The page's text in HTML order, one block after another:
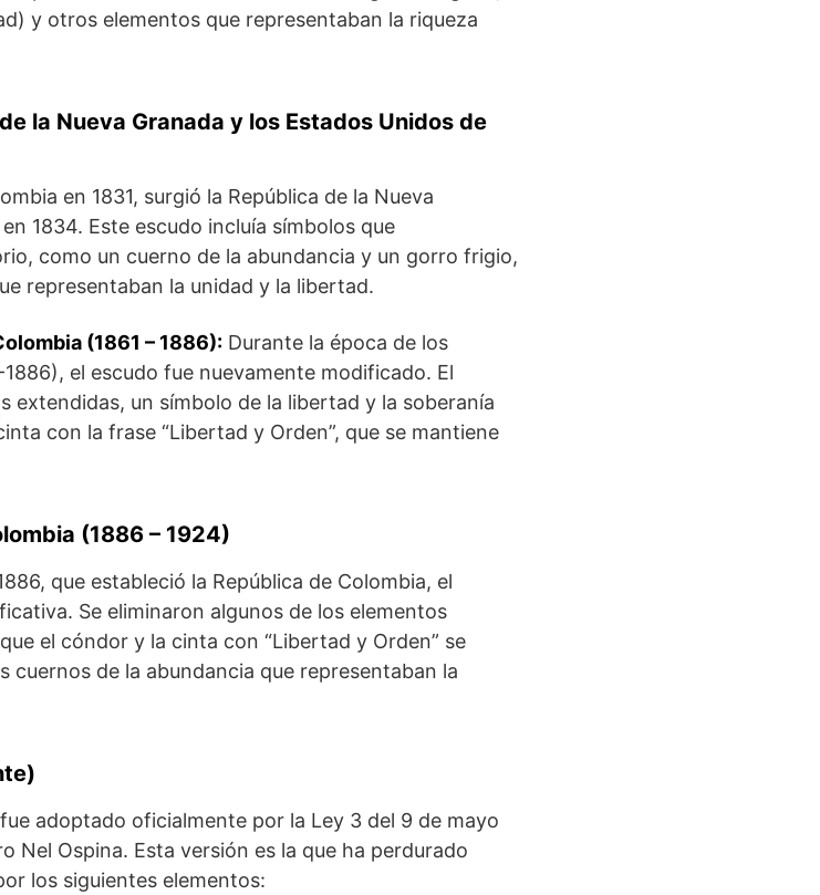
y otros elementos que representaban la riqueza
la Nueva Granada y los Estados Unidos de
en 1831, surgió la República de la Nueva
1834. Este escudo incluía símbolos que
como un cuerno de la abundancia y un gorro frigio,
representaban la unidad y la libertad.
(1861 – 1886): Durante la época de los
el escudo fue nuevamente modificado. El
extendidas, un símbolo de la libertad y la soberanía
con la frase “Libertad y Orden”, que se mantiene
(1886 – 1924)
que estableció la República de Colombia, el
Se eliminaron algunos de los elementos
el cóndor y la cinta con “Libertad y Orden” se
cuernos de la abundancia que representaban la
adoptado oficialmente por la Ley 3 del 9 de mayo
Nel Ospina. Esta versión es la que ha perdurado
los siguientes elementos: